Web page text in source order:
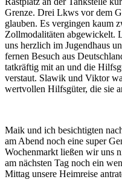
Grenze. Drei Lkws vor dem
glauben. Es vergingen kaum
Zollmodalitäten abgewickelt.
uns herzlich im Jugendhaus
fernen Besuch aus
tatkräftig mit an und die
verstaut. Slawik und Viktor
wertvollen Hilfsgüter, die sie
Maik und ich besichtigten
am Abend noch eine super
Wochenmarkt ließen wir uns
am nächsten Tag noch ein
Mittag unsere Heimreise